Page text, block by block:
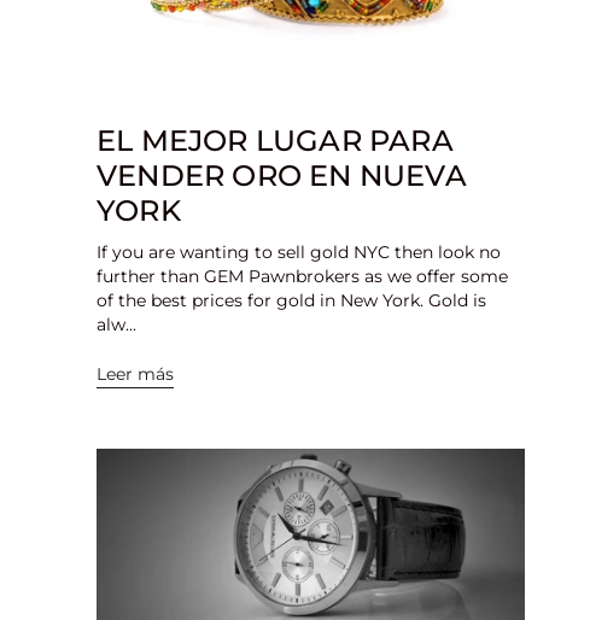
EL MEJOR LUGAR PARA
VENDER ORO EN NUEVA
YORK
If you are wanting to sell gold NYC then look no
further than GEM Pawnbrokers as we offer some
of the best prices for gold in New York. Gold is
alw...
Leer más